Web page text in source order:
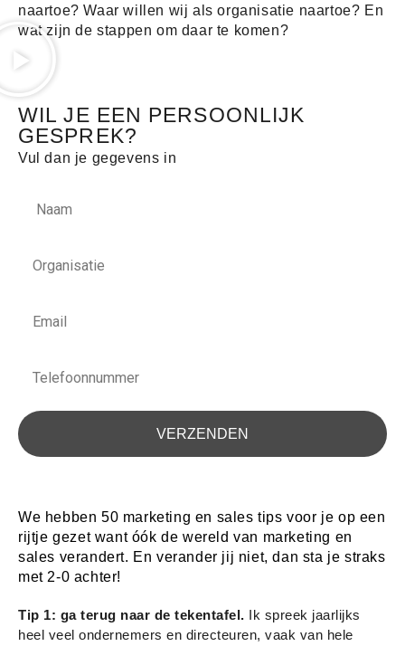
naartoe? Waar willen wij als organisatie naartoe? En
wat zijn de stappen om daar te komen?
WIL JE EEN PERSOONLIJK
GESPREK?
Vul dan je gegevens in
VERZENDEN
We hebben 50 marketing en sales tips voor je op een
rijtje gezet want óók de wereld van marketing en
sales verandert. En verander jij niet, dan sta je straks
met 2-0 achter!
Tip 1: ga terug naar de tekentafel. Ik spreek jaarlijks
heel veel ondernemers en directeuren, vaak van hele